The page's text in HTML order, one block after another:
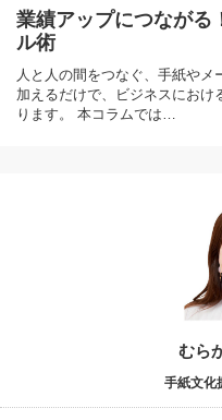
業績アップにつながる
ル術
人と人の間をつなぐ、手紙やメ
加えるだけで、ビジネスにおけ
ります。 本コラムでは…
むら
手紙文化